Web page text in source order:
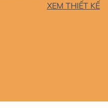
XEM THIẾT KẾ